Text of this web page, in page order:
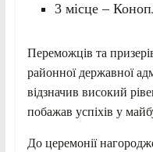
3 місце –
Переможців та
районної державної
відзначив високий
побажав успіхів у
До церемонії